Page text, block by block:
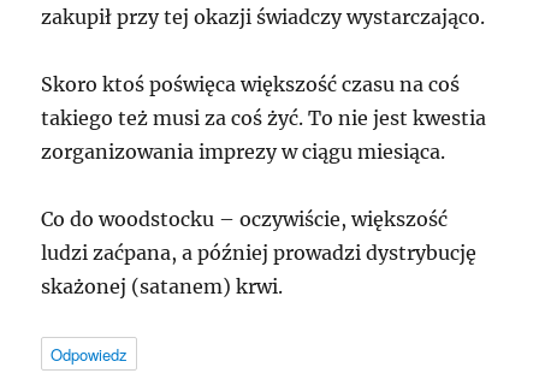
zakupił przy tej okazji świadczy wystarczająco.
Skoro ktoś poświęca większość czasu na coś
takiego też musi za coś żyć. To nie jest kwestia
zorganizowania imprezy w ciągu miesiąca.
Co do woodstocku – oczywiście, większość
ludzi zaćpana, a później prowadzi dystrybucję
skażonej (satanem) krwi.
Odpowiedz